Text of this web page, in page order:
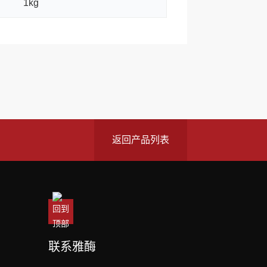
1kg
返回产品列表
联系雅酶